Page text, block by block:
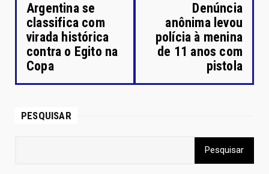
Argentina se
classifica com
virada histórica
contra o Egito na
Copa
Denúncia
anônima levou
polícia à menina
de 11 anos com
pistola
PESQUISAR